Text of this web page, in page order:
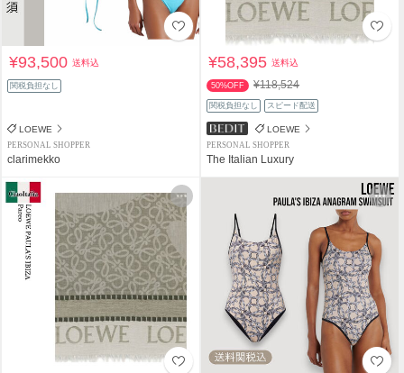
¥93,500送料込
関税負担なし
LOEWE
PERSONAL SHOPPER
clarimekko
¥58,395送料込
50%OFF ¥118,524
関税負担なし スピード配送
LOEWE
PERSONAL SHOPPER
The Italian Luxury